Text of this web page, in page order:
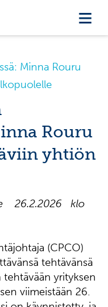
Minna Rouru
Rouru
yhtiön
26.2.2026 klo
(CPCO)
tehtävänsä
yrityksen
viimeistään 26.